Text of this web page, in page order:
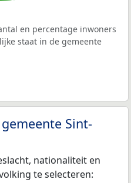
en percentage inwoners
staat in de gemeente
Sint-
nationaliteit en
te selecteren: